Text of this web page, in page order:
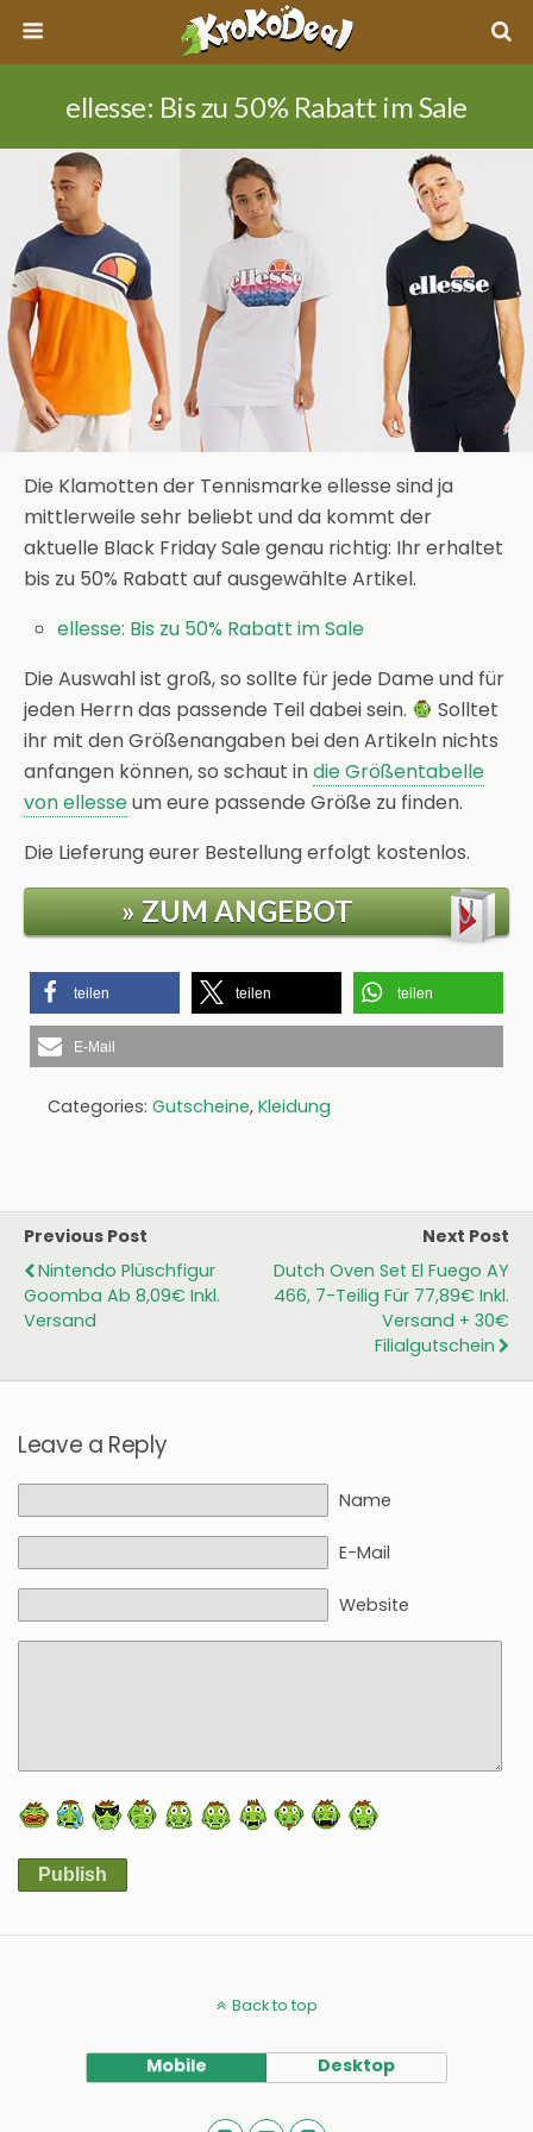
ellesse: Bis zu 50% Rabatt im Sale
Die Klamotten der Tennismarke ellesse sind ja
mittlerweile sehr beliebt und da kommt der
aktuelle Black Friday Sale genau richtig: Ihr erhaltet
bis zu 50% Rabatt auf ausgewählte Artikel.
ellesse: Bis zu 50% Rabatt im Sale
Die Auswahl ist groß, so sollte für jede Dame und für
jeden Herrn das passende Teil dabei sein.
Solltet
ihr mit den Größenangaben bei den Artikeln nichts
anfangen können, so schaut indie Größentabelle
von ellesseum eure passende Größe zu finden.
Die Lieferung eurer Bestellung erfolgt kostenlos.
» ZUM ANGEBOT
teilen teilen teilen
E-Mail
Categories: Gutscheine, Kleidung
Previous Post
Nintendo Plüschfigur
Goomba Ab 8,09€ Inkl.
Versand
Next Post
Dutch Oven Set El Fuego AY
466, 7-Teilig Für 77,89€ Inkl.
Versand + 30€
Filialgutschein
Leave a Reply
Name
E-Mail
Website
Publish
Back to top
Mobile Desktop